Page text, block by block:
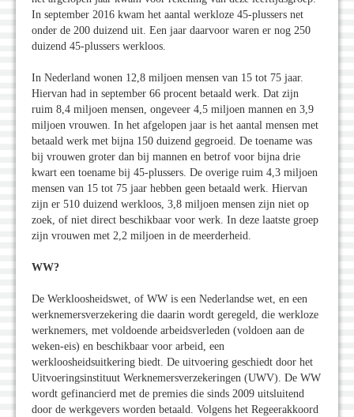
In september 2016 kwam het aantal werkloze 45-plussers net
onder de 200 duizend uit. Een jaar daarvoor waren er nog 250
duizend 45-plussers werkloos.
In Nederland wonen 12,8 miljoen mensen van 15 tot 75 jaar.
Hiervan had in september 66 procent betaald werk. Dat zijn
ruim 8,4 miljoen mensen, ongeveer 4,5 miljoen mannen en 3,9
miljoen vrouwen. In het afgelopen jaar is het aantal mensen met
betaald werk met bijna 150 duizend gegroeid. De toename was
bij vrouwen groter dan bij mannen en betrof voor bijna drie
kwart een toename bij 45-plussers. De overige ruim 4,3 miljoen
mensen van 15 tot 75 jaar hebben geen betaald werk. Hiervan
zijn er 510 duizend werkloos, 3,8 miljoen mensen zijn niet op
zoek, of niet direct beschikbaar voor werk. In deze laatste groep
zijn vrouwen met 2,2 miljoen in de meerderheid.
WW?
De Werkloosheidswet, of WW is een Nederlandse wet, en een
werknemersverzekering die daarin wordt geregeld, die werkloze
werknemers, met voldoende arbeidsverleden (voldoen aan de
weken-eis) en beschikbaar voor arbeid, een
werkloosheidsuitkering biedt. De uitvoering geschiedt door het
Uitvoeringsinstituut Werknemersverzekeringen (UWV). De WW
wordt gefinancierd met de premies die sinds 2009 uitsluitend
door de werkgevers worden betaald. Volgens het Regeerakkoord